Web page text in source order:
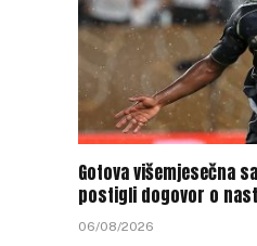
Gotova višemjesečna
postigli dogovor o
06/08/2026